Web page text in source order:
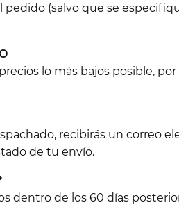
pedido (salvo que se
lo más bajos posible,
recibirás un correo
de tu envío.
dentro de los 60 días